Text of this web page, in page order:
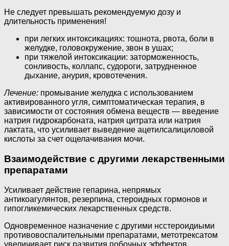
Не следует превышать рекомендуемую дозу и
длительность применения!
при легких интоксикациях: тошнота, рвота, боли в
желудке, головокружение, звон в ушах;
при тяжелой интоксикации: заторможенность,
сонливость, коллапс, судороги, затрудненное
дыхание, анурия, кровотечения.
Лечение: промывание желудка с использованием
активированного угля, симптоматиче­ская терапия, в
зависимости от состояния обмена веществ — введение
натрия гидрокар­боната, натрия цитрата или натрия
лактата, что усиливает выведение ацетилсалицило­вой
кислоты за счет ощелачивания мочи.
Взаимодействие с другими лекарственными
препаратами
Усиливает действие гепарина, непрямых
антикоагулянтов, резерпина, стероидных гормонов и
гипогликемических лекарственных средств.
Одновременное назначение с другими нсстероидиыми
противовоспалительными пре­паратами, метотрексатом
увеличивает риск развития побочных эффектов.